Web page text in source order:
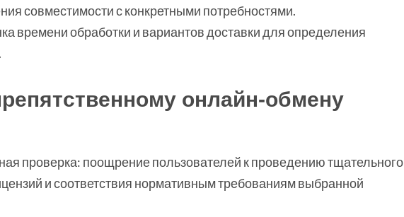
совместимости с конкретными потребностями.
времени обработки и вариантов доставки для определения
онлайн-обмену
проверка: поощрение пользователей к проведению тщательного
и соответствия нормативным требованиям выбранной